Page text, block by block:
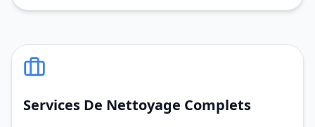
Services De Nettoyage Complets